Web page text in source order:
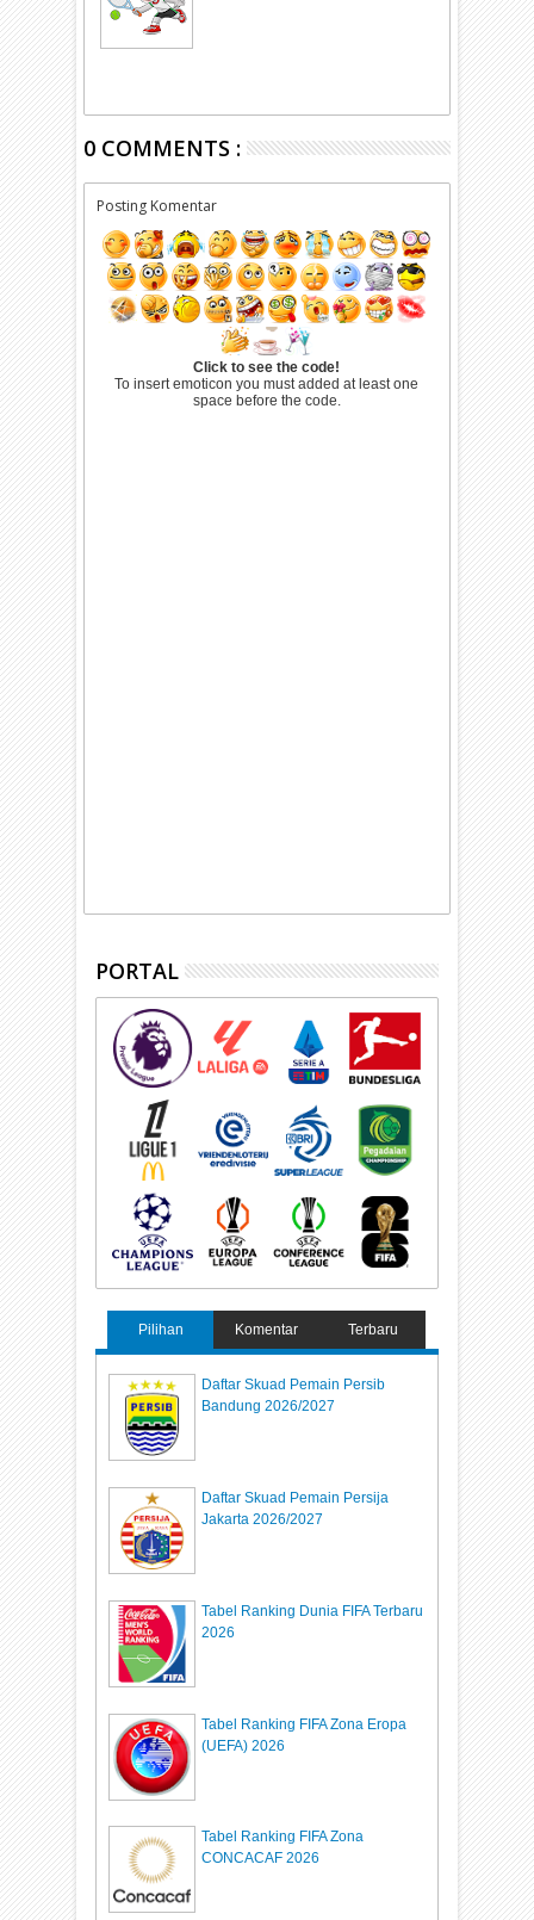
0 COMMENTS :
Posting Komentar
Click to see the code!
To insert emoticon you must added at least one
space before the code.
PORTAL
Pilihan Komentar Terbaru
Daftar Skuad Pemain Persib
Bandung 2026/2027
Daftar Skuad Pemain Persija
Jakarta 2026/2027
Tabel Ranking Dunia FIFA Terbaru
2026
Tabel Ranking FIFA Zona Eropa
(UEFA) 2026
Tabel Ranking FIFA Zona
CONCACAF 2026